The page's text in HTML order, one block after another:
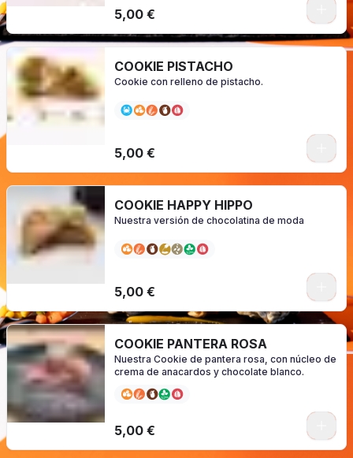
5,00 €
COOKIE PISTACHO
Cookie con relleno de pistacho.
5,00 €
COOKIE HAPPY HIPPO
Nuestra versión de chocolatina de moda
5,00 €
COOKIE PANTERA ROSA
Nuestra Cookie de pantera rosa, con núcleo de
crema de anacardos y chocolate blanco.
5,00 €